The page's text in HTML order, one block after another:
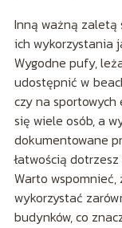
Inną ważną zaletą
ich wykorzystania
Wygodne pufy,
udostępnić w
czy na
się wiele osób, a
dokumentowane
łatwością
Warto
wykorzystać
budynków, co